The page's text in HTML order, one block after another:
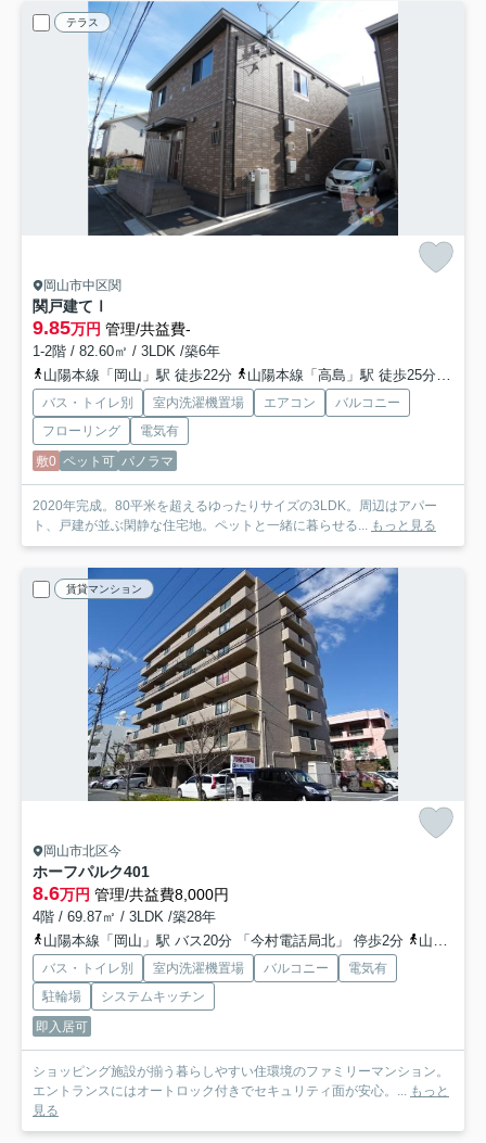
テラス
岡山市中区関
関戸建てⅠ
9.85万円 管理/共益費-
1-2階 / 82.60㎡ / 3LDK /築6年
山陽本線「岡山」駅 徒歩22分
山陽本線「高島」駅 徒歩25分
バス・トイレ別 室内洗濯機置場 エアコン
バルコニー
フローリング
電気有
敷0 ペット可 パノラマ
2020年完成。80平米を超えるゆったりサイズの3LDK。周辺はアパー
ト、戸建が並ぶ閑静な住宅地。ペットと一緒に暮らせる...
もっと見る
賃貸マンション
岡山市北区今
ホーフパルク401
8.6万円 管理/共益費8,000円
4階 / 69.87㎡ / 3LDK /築28年
山陽本線「岡山」駅 バス20分 「今村電話局北」 停歩2分
山陽本線「北長瀬」駅 徒歩24分
バス・トイレ別 室内洗濯機置場 バルコニー
電気有
駐輪場
システムキッチン
即入居可
ショッピング施設が揃う暮らしやすい住環境のファミリーマンション。
エントランスにはオートロック付きでセキュリティ面が安心。...
もっと
見る